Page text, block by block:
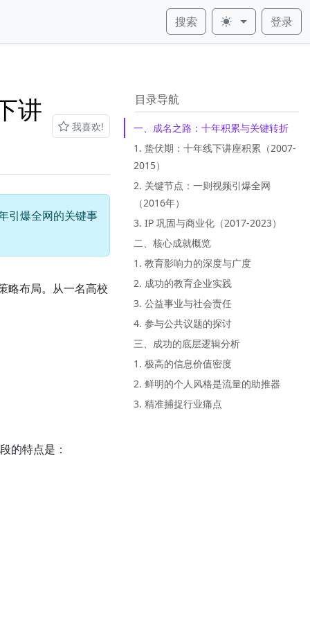
搜索 皮肤 登录
我喜欢!
讲
引爆全网的关键事
目录导航
一、成名之路：十年积累与关键转折
1. 蛰伏期：十年线下讲座积累（2007-
2015）
2. 关键节点：一则视频引爆全网
（2016年）
3. IP 巩固与商业化（2017-2023）
二、核心成就概览
1. 教育影响力的深度与广度
2. 成功的教育企业实践
3. 公益事业与社会责任
4. 参与公共议题的探讨
三、成功的底层逻辑分析
1. 极高的信息价值密度
2. 鲜明的个人风格是流量的助推器
3. 精准捕捉行业痛点
略布局。从一名高校
的特点是：